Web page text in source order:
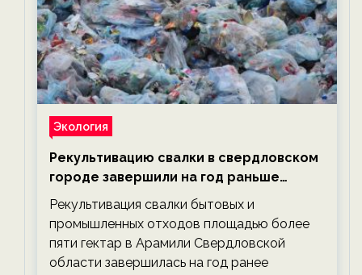
Экология
Рекультивацию свалки в свердловском
городе завершили на год раньше
планируемого срока — новости
экологии на ECOportal
Рекультивация свалки бытовых и
промышленных отходов площадью более
пяти гектар в Арамили Свердловской
области завершилась на год ранее